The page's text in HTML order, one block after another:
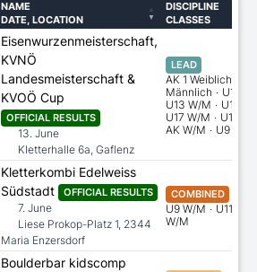
NAME
DATE, LOCATION
DISCIPLINE
CLASSES
Eisenwurzenmeisterschaft,
KVNÖ
Landesmeisterschaft &
KVOÖ Cup
OFFICIAL RESULTS
13. June
Kletterhalle 6a, Gaflenz
LEAD
AK 1 Weiblich
Männlich · U11
U13 W/M · U15
U17 W/M · U19
AK W/M · U9 W/M
Kletterkombi Edelweiss
Südstadt OFFICIAL RESULTS
7. June
Liese Prokop-Platz 1, 2344
Maria Enzersdorf
COMBINED
U9 W/M · U11 W/
W/M
Boulderbar kidscomp